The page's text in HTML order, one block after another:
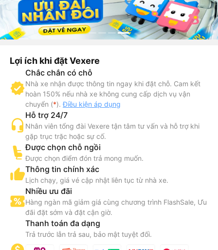
Lợi ích khi đặt Vexere
Chắc chắn có chỗ
Nhà xe nhận được thông tin ngay khi đặt chỗ. Cam kết
hoàn 150% nếu nhà xe không cung cấp dịch vụ vận
chuyển (*).Điều kiện áp dụng
Hỗ trợ 24/7
Nhân viên tổng đài Vexere tận tâm tư vấn và hỗ trợ khi
gặp trục trặc hoặc sự cố.
Được chọn chỗ ngồi
Được chọn điểm đón trả mong muốn.
Thông tin chính xác
Lịch chạy, giá vé cập nhật liên tục từ nhà xe.
Nhiều ưu đãi
Hàng ngàn mã giảm giá cùng chương trình FlashSale, Ưu
đãi đặt sớm và đặt cận giờ.
Thanh toán đa dạng
Trả trước lẫn trả sau, bảo mật tuyệt đối.